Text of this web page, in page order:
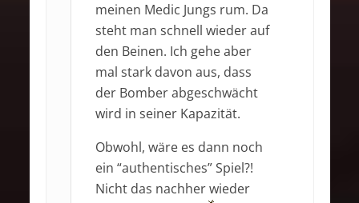
meinen Medic Jungs rum. Da
steht man schnell wieder auf
den Beinen. Ich gehe aber
mal stark davon aus, dass
der Bomber abgeschwächt
wird in seiner Kapazität.
Obwohl, wäre es dann noch
ein “authentisches” Spiel?!
Nicht das nachher wieder